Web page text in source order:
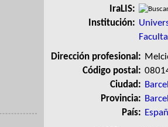
IraLIS:
Institución:
Dirección profesional:
Código postal:
Ciudad:
Provincia:
País: